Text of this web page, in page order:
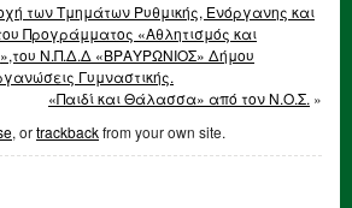
των Τμημάτων Ρυθμικής, Ενόργανης και
Προγράμματος «Αθλητισμός και
Ν.Π.Δ.Δ «ΒΡΑΥΡΩΝΙΟΣ» Δήμου
Γυμναστικής.
«Παιδί και Θάλασσα» από τον Ν.Ο.Σ. »
, ortrackbackfrom your own site.